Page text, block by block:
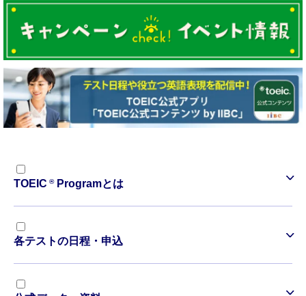
TOEIC ®Programとは
各テストの日程・申込